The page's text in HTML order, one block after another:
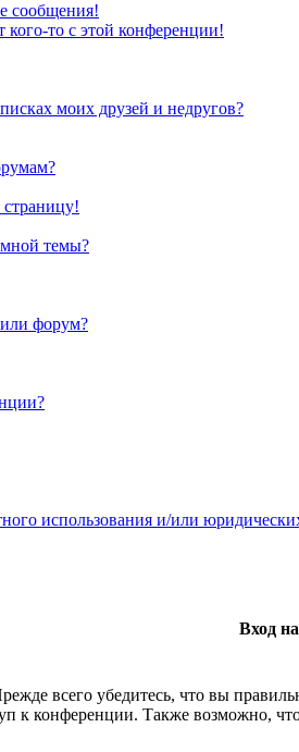
сообщения!
то с этой конференции!
моих друзей и недругов?
страницу!
темы?
форум?
использования и/или
Вход
всего убедитесь, что вы
к конференции. Также возможно,